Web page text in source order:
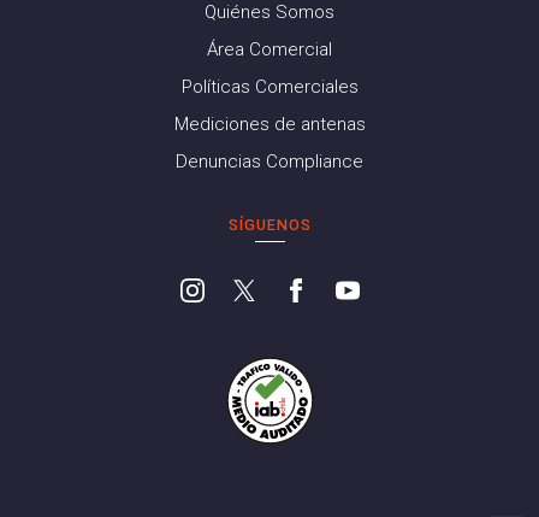
Quiénes Somos
Área Comercial
Políticas Comerciales
Mediciones de antenas
Denuncias Compliance
SÍGUENOS